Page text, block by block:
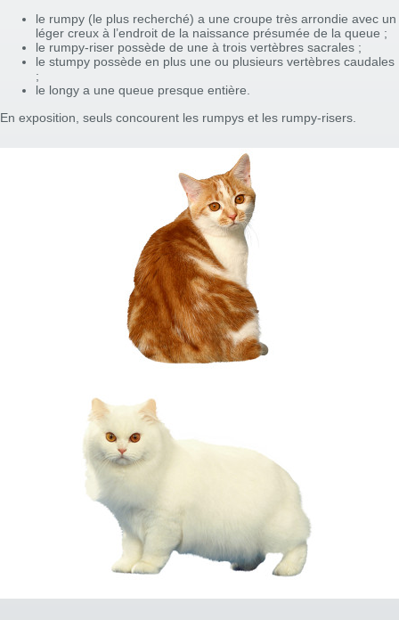
le rumpy (le plus recherché) a une croupe très arrondie avec un
léger creux à l’endroit de la naissance présumée de la queue ;
le rumpy-riser possède de une à trois vertèbres sacrales ;
le stumpy possède en plus une ou plusieurs vertèbres caudales
;
le longy a une queue presque entière.
En exposition, seuls concourent les rumpys et les rumpy-risers.